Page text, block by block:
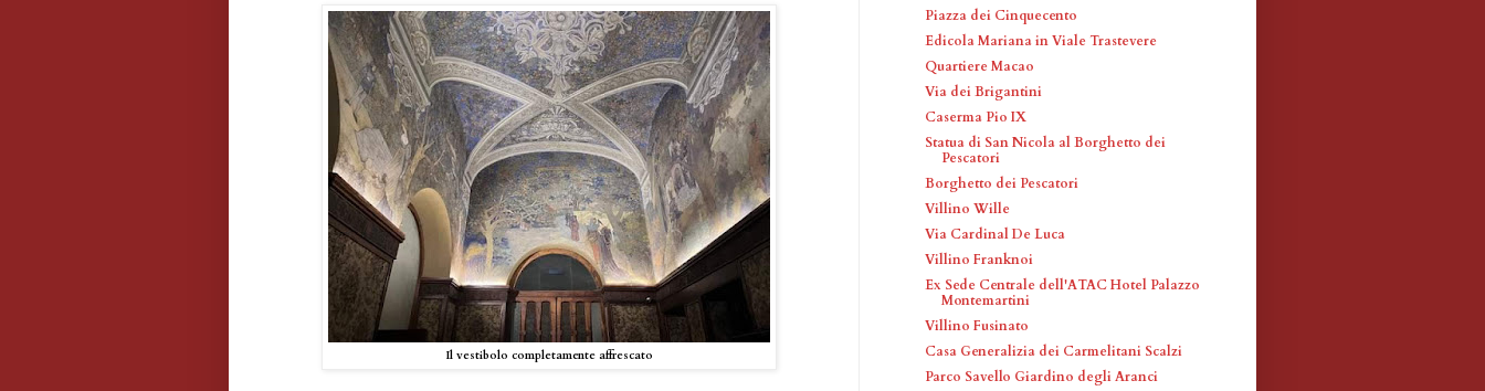
Il vestibolo completamente affrescato
Piazza dei Cinquecento
Edicola Mariana in Viale Trastevere
Quartiere Macao
Via dei Brigantini
Caserma Pio IX
Statua di San Nicola al Borghetto dei
Pescatori
Borghetto dei Pescatori
Villino Wille
Via Cardinal De Luca
Villino Franknoi
Ex Sede Centrale dell'ATAC Hotel Palazzo
Montemartini
Villino Fusinato
Casa Generalizia dei Carmelitani Scalzi
Parco Savello Giardino degli Aranci